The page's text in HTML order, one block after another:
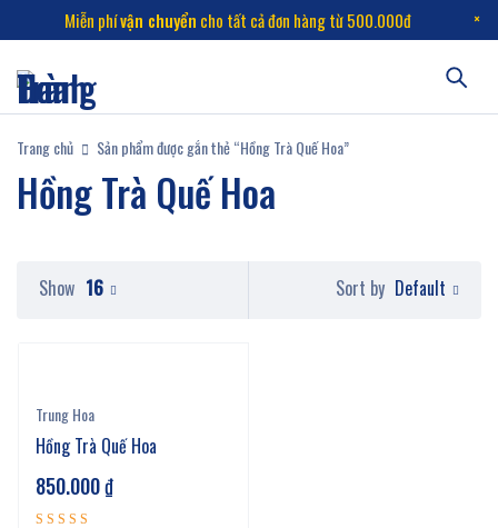
Miễn phívận chuyển cho tất cả đơn hàng từ 500.000đ
Trang chủ Sản phẩm được gắn thẻ “Hồng Trà Quế Hoa”
Hồng Trà Quế Hoa
Sort by Default
Show 16
Trung Hoa
Hồng Trà Quế Hoa
850.000₫